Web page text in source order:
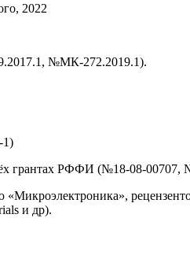
2022
№МК-272.2019.1).
1)
грантах РФФИ (№18-08-00707,
и др).